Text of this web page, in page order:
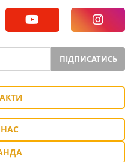
ПІДПИСАТИСЬ